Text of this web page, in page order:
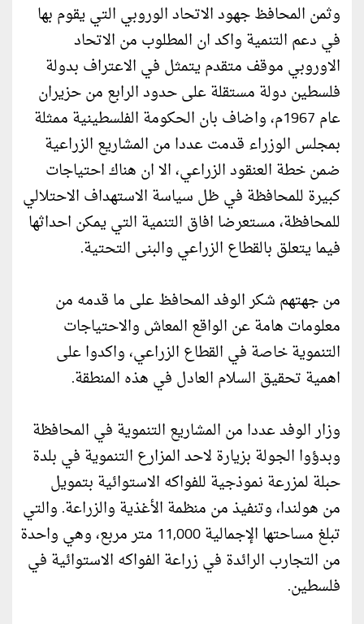
وثمن المحافظ جهود الاتحاد الوروبي التي يقوم بها
في دعم التنمية واكد ان المطلوب من الاتحاد
الاوروبي موقف متقدم يتمثل في الاعتراف بدولة
فلسطين دولة مستقلة على حدود الرابع من حزيران
عام 1967م، واضاف بان الحكومة الفلسطينية ممثلة
بمجلس الوزراء قدمت عددا من المشاريع الزراعية
ضمن خطة العنقود الزراعي، الا ان هناك احتياجات
كبيرة للمحافظة في ظل سياسة الاستهداف الاحتلالي
للمحافظة، مستعرضا افاق التنمية التي يمكن احداثها
فيما يتعلق بالقطاع الزراعي والبنى التحتية.
من جهتهم شكر الوفد المحافظ على ما قدمه من
معلومات هامة عن الواقع المعاش والاحتياجات
التنموية خاصة في القطاع الزراعي، واكدوا على
اهمية تحقيق السلام العادل في هذه المنطقة.
وزار الوفد عددا من المشاريع التنموية في المحافظة
وبدؤوا الجولة بزيارة لاحد المزارع التنموية في بلدة
حبلة لمزرعة نموذجية للفواكه الاستوائية بتمويل
من هولندا، وتنفيذ من منظمة الأغذية والزراعة. والتي
تبلغ مساحتها الإجمالية 11,000 متر مربع، وهي واحدة
من التجارب الرائدة في زراعة الفواكه الاستوائية في
فلسطين.